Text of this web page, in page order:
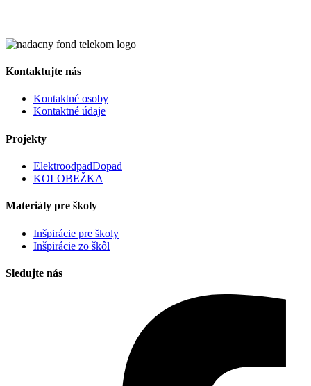
Kontaktujte nás
Kontaktné osoby
Kontaktné údaje
Projekty
ElektroodpadDopad
KOLOBEŽKA
Materiály pre školy
Inšpirácie pre školy
Inšpirácie zo škôl
Sledujte nás